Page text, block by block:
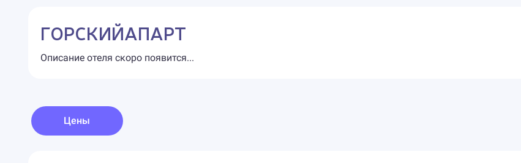
ГОРСКИЙАПАРТ
Описание отеля скоро появится...
Цены